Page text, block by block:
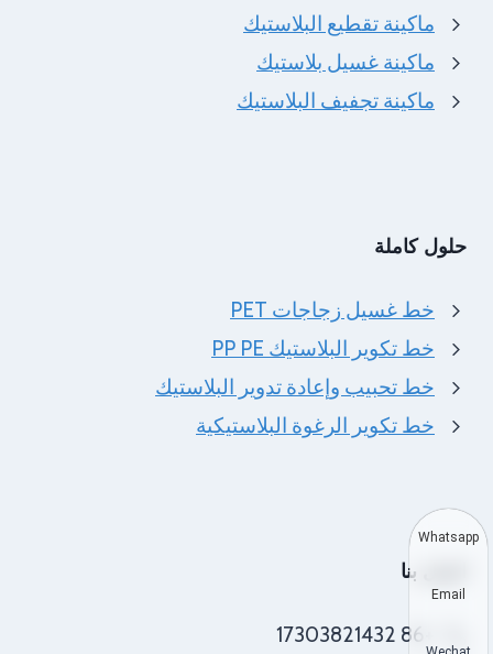
ماكينة تقطيع البلاستيك
ماكينة غسيل بلاستيك
ماكينة تجفيف البلاستيك
حلول كاملة
خط غسيل زجاجات PET
خط تكوير البلاستيك PP PE
خط تحبيب وإعادة تدوير البلاستيك
خط تكوير الرغوة البلاستيكية
اتصل بنا
Whatsapp
Email